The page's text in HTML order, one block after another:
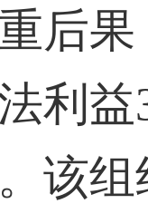
后果
利益
该组